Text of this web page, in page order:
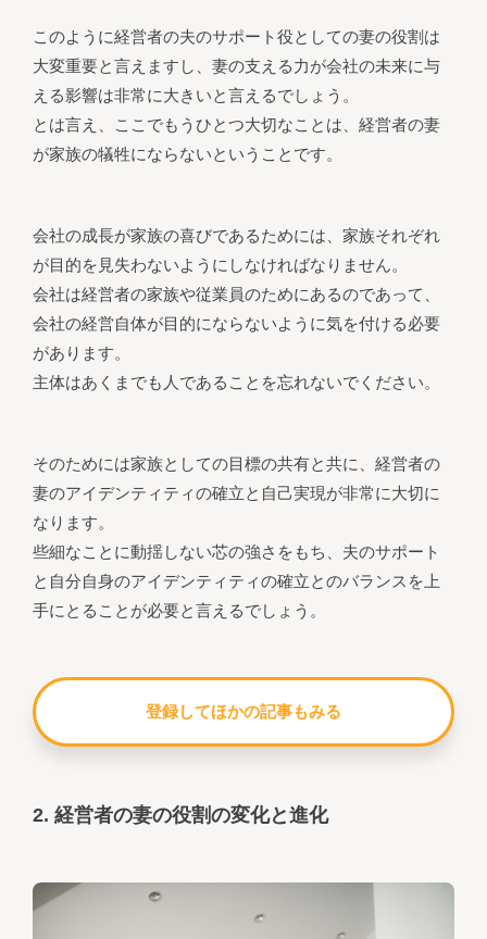
このように経営者の夫のサポート役としての妻の役割は
大変重要と言えますし、妻の支える力が会社の未来に与
える影響は非常に大きいと言えるでしょう。
とは言え、ここでもうひとつ大切なことは、経営者の妻
が家族の犠牲にならないということです。
会社の成長が家族の喜びであるためには、家族それぞれ
が目的を見失わないようにしなければなりません。
会社は経営者の家族や従業員のためにあるのであって、
会社の経営自体が目的にならないように気を付ける必要
があります。
主体はあくまでも人であることを忘れないでください。
そのためには家族としての目標の共有と共に、経営者の
妻のアイデンティティの確立と自己実現が非常に大切に
なります。
些細なことに動揺しない芯の強さをもち、夫のサポート
と自分自身のアイデンティティの確立とのバランスを上
手にとることが必要と言えるでしょう。
登録してほかの記事もみる
2. 経営者の妻の役割の変化と進化